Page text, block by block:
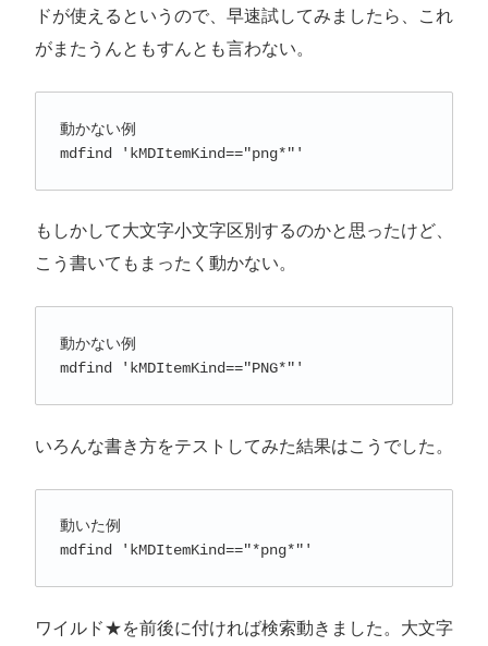
ドが使えるというので、早速試してみましたら、これ
がまたうんともすんとも言わない。
動かない例
mdfind 'kMDItemKind=="png*"'
もしかして大文字小文字区別するのかと思ったけど、
こう書いてもまったく動かない。
動かない例
mdfind 'kMDItemKind=="PNG*"'
いろんな書き方をテストしてみた結果はこうでした。
動いた例
mdfind 'kMDItemKind=="*png*"'
ワイルド★を前後に付ければ検索動きました。大文字